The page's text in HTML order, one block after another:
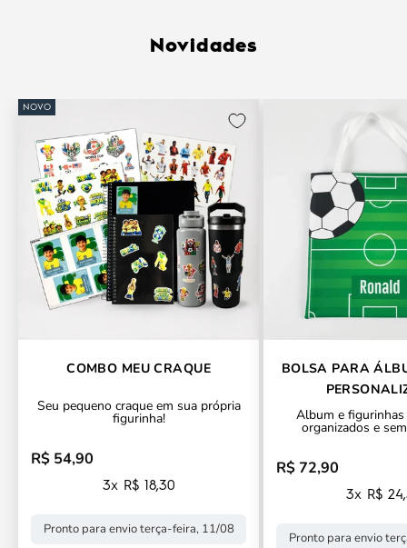
Novidades
NOVO
COMBO MEU CRAQUE
Seu pequeno craque em sua própria
figurinha!
Preço promocional
R$ 54,90
3x R$ 18,30
Pronto para envio terça-feira, 11/08
BOLSA PARA
Álbum e
organizados e
Preço promocional
R$ 72,90
3x R$
Pronto para envio